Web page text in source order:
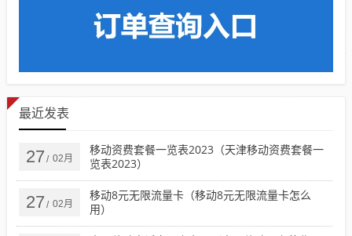
最近发表
27 / 02月
移动资费套餐一览表2023（天津移动资费套餐一
览表2023）
27 / 02月
移动8元无限流量卡（移动8元无限流量卡怎么
用）